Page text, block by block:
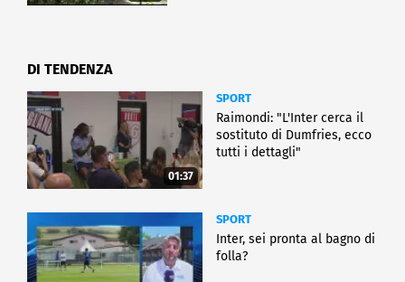
DI TENDENZA
01:37
SPORT
Raimondi: "L'Inter cerca il
sostituto di Dumfries, ecco
tutti i dettagli"
SPORT
Inter, sei pronta al bagno di
folla?